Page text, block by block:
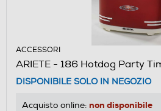
ACCESSORI
ARIETE - 186 Hotdog Party
DISPONIBILE SOLO IN NEGOZIO
Acquisto online: non disponibile